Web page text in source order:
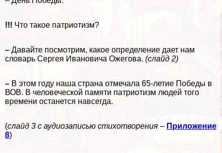
!!! Что такое патриотизм?
– Давайте посмотрим, какое определение дает нам
словарь Сергея Ивановича Ожегова. (слайд 2)
– В этом году наша страна отмечала 65-летие Победы в
ВОВ. В человеческой памяти патриотизм людей того
времени останется навсегда.
(слайд 3 с аудиозаписью стихотворения – Приложение
8)